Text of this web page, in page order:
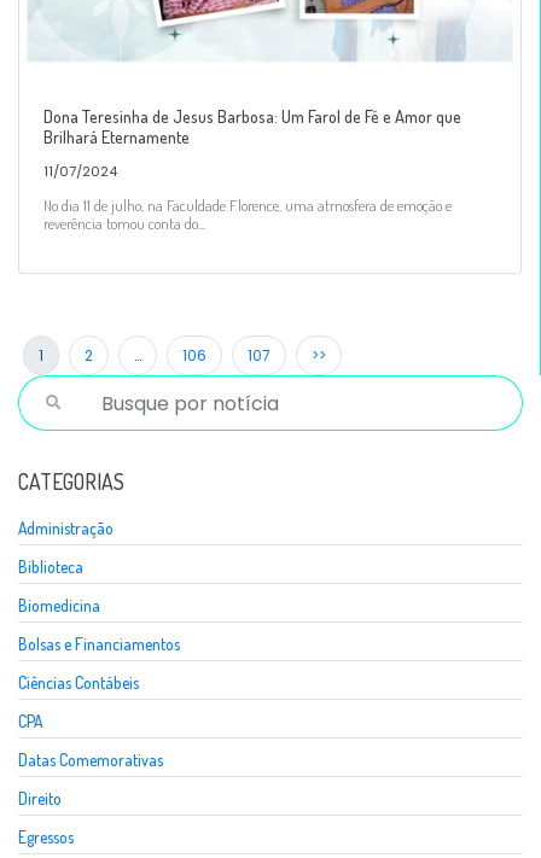
Dona Teresinha de Jesus Barbosa: Um Farol de Fé e Amor que
Brilhará Eternamente
11/07/2024
No dia 11 de julho, na Faculdade Florence, uma atmosfera de emoção e
reverência tomou conta do...
1 2 … 106 107 >>
CATEGORIAS
Administração
Biblioteca
Biomedicina
Bolsas e Financiamentos
Ciências Contábeis
CPA
Datas Comemorativas
Direito
Egressos